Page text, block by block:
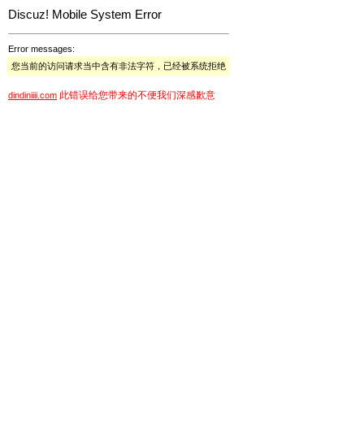
Discuz! Mobile System Error
Error messages:
您当前的访问请求当中含有非法字符，已经被系统拒绝
dindiniiii.com 此错误给您带来的不便我们深感歉意